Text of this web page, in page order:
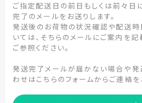
ご指定配送日の前日もしくは前々日
完了のメールをお送りします。
発送後のお荷物の状況確認や配送
いては、そちらのメールにご案内を
ご参照ください。
発送完了メールが届かない場合や
わせはこちらのフォームからご連絡を